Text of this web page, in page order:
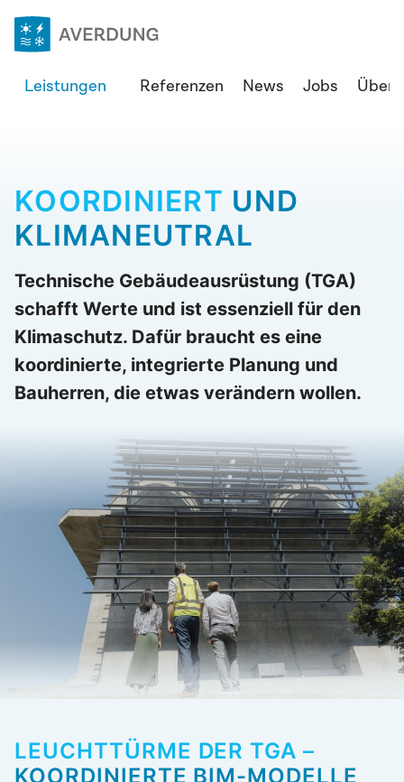
Zum
Inhalt
Ingenieure
Leistungen Referenzen News Jobs Über
KOORDINIERT UND
KLIMANEUTRAL
Technische Gebäudeausrüstung (TGA)
schafft Werte und ist essenziell für den
Klimaschutz. Dafür braucht es eine
koordinierte, integrierte Planung und
Bauherren, die etwas verändern wollen.
LEUCHTTÜRME DER TGA –
KOORDINIERTE BIM-MODELLE